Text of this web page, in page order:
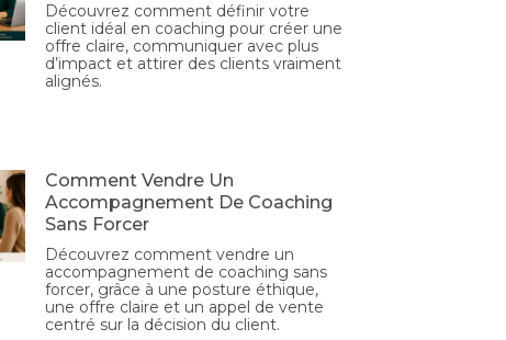
Découvrez comment définir votre
client idéal en coaching pour créer une
offre claire, communiquer avec plus
d’impact et attirer des clients vraiment
alignés.
Comment Vendre Un
Accompagnement De Coaching
Sans Forcer
Découvrez comment vendre un
accompagnement de coaching sans
forcer, grâce à une posture éthique,
une offre claire et un appel de vente
centré sur la décision du client.